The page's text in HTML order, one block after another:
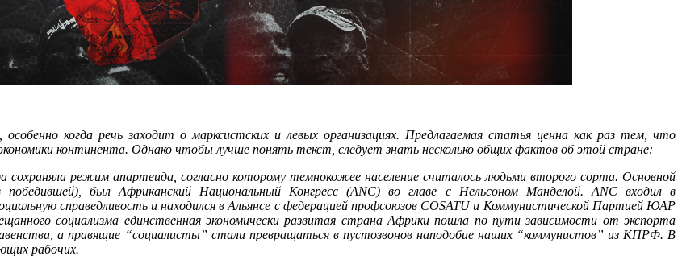
когда речь заходит о марксистских и левых организациях. Предлагаемая статья ценна как раз тем, что
континента. Однако чтобы лучше понять текст, следует знать несколько общих фактов об этой стране:
сохраняла режим апартеида, согласно которому темнокожее население считалось людьми второго сорта. Основной
был Африканский Национальный Конгресс (ANC) во главе с Нельсоном Манделой. ANC входил в
справедливость и находился в Альянсе с федерацией профсоюзов COSATU и Коммунистической Партией ЮАР
социализма единственная экономически развитая страна Африки пошла по пути зависимости от экспорта
а правящие “социалисты” стали превращаться в пустозвонов наподобие наших “коммунистов” из КПРФ. В
рабочих.